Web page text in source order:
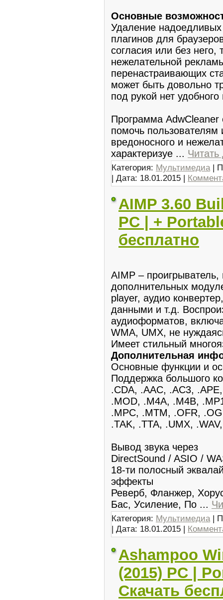
Основные
Удаление
плагинов для
согласия или без него,
нежелательной
перенастраивающих
может быть довольно
под рукой нет
Программа AdwCleaner
помочь пользователям
вредоносного и
характеризуе ...
Категория: Мультимедиа |
| Дата: 18.01.2015 |
AIMP 3.60
PC | +
бесплатно
AIMP –
дополнительных
player, аудио
данными и т.д.
аудиоформатов,
WMA, UMX, не
Имеет стильный
Дополнительная
Основные функции и
Поддержка большого
.CDA, .AAC, .AC3,
.MOD, .M4A, .M4B,
.MPC, .MTM, .OFR,
.TAK, .TTA, .UMX,
Вывод звука через
DirectSound / ASIO /
18-ти полосный
эффекты
Реверб, Фланжер,
Бас, Усиление, По ...
Категория: Мультимедиа |
| Дата: 18.01.2015 |
Ashampoo
(2015) PC |
Скачать